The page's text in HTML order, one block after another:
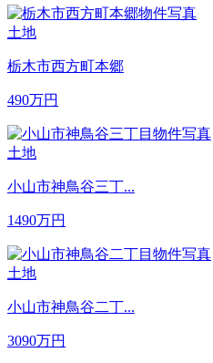
土地
栃木市西方町本郷
490万円
土地
小山市神鳥谷三丁...
1490万円
土地
小山市神鳥谷二丁...
3090万円